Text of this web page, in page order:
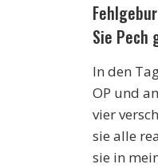
Sie Pech
In den
OP und
vier
sie alle
sie in